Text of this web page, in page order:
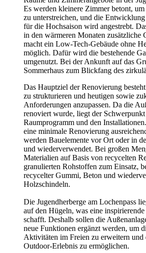
Es werden kleinere Zimmer betont,
zu unterstreichen, und die Entwicklung
für die Hochsaison wird angestrebt.
in den wärmeren Monaten zusätzliche
macht ein Low-Tech-Gebäude ohne
möglich. Dafür wird die bestehende
umgenutzt. Bei der Ankunft auf das
Sommerhaus zum Blickfang des
Das Hauptziel der Renovierung
zu strukturieren und heutigen sowie
Anforderungen anzupassen. Da die
renoviert wurde, liegt der
Raumprogramm und den
eine minimale Renovierung
werden Bauelemente vor Ort oder in
und wiederverwendet. Bei großen
Materialien auf Basis von recycelten
granulierten Rohstoffen zum Einsatz,
recycelter Gummi, Beton und
Holzschindeln.
Die Jugendherberge am Lochenpass
auf den Hügeln, was eine
schafft. Deshalb sollen die
neue Funktionen ergänzt werden, um
Aktivitäten im Freien zu erweitern und
Outdoor-Erlebnis zu ermöglichen.